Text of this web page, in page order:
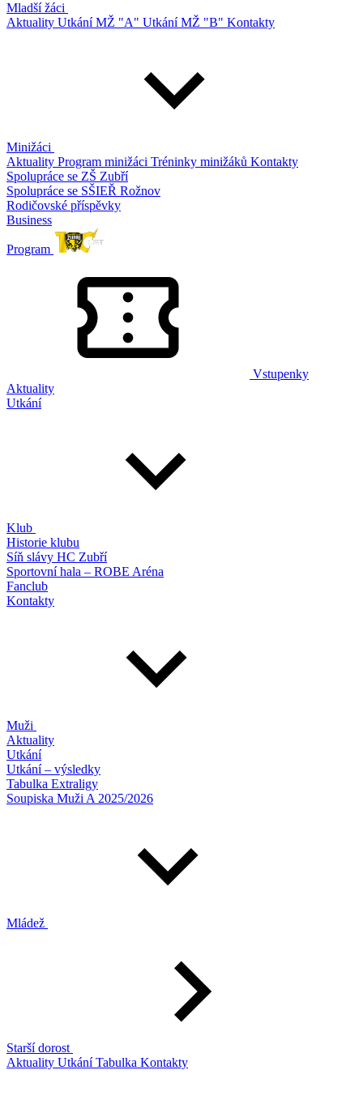
Mladší žáci
Aktuality Utkání MŽ "A" Utkání MŽ "B" Kontakty
Minižáci
Aktuality Program minižáci Tréninky minižáků Kontakty
Spolupráce se ZŠ Zubří
Spolupráce se SŠIEŘ Rožnov
Rodičovské příspěvky
Business
Program
Vstupenky
Aktuality
Utkání
Klub
Historie klubu
Síň slávy HC Zubří
Sportovní hala – ROBE Aréna
Fanclub
Kontakty
Muži
Aktuality
Utkání
Utkání – výsledky
Tabulka Extraligy
Soupiska Muži A 2025/2026
Mládež
Starší dorost
Aktuality UtkáníTabulka Kontakty